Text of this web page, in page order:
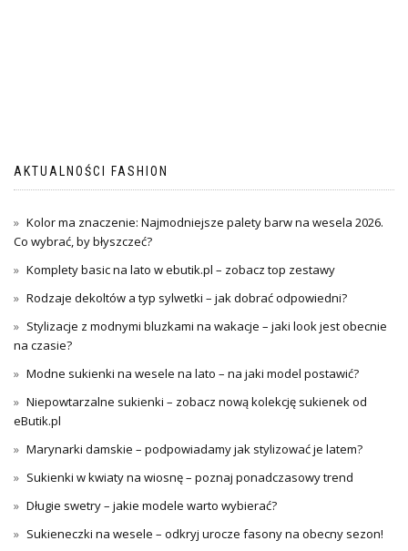
AKTUALNOŚCI FASHION
Kolor ma znaczenie: Najmodniejsze palety barw na wesela 2026.
Co wybrać, by błyszczeć?
Komplety basic na lato w ebutik.pl – zobacz top zestawy
Rodzaje dekoltów a typ sylwetki – jak dobrać odpowiedni?
Stylizacje z modnymi bluzkami na wakacje – jaki look jest obecnie
na czasie?
Modne sukienki na wesele na lato – na jaki model postawić?
Niepowtarzalne sukienki – zobacz nową kolekcję sukienek od
eButik.pl
Marynarki damskie – podpowiadamy jak stylizować je latem?
Sukienki w kwiaty na wiosnę – poznaj ponadczasowy trend
Długie swetry – jakie modele warto wybierać?
Sukieneczki na wesele – odkryj urocze fasony na obecny sezon!